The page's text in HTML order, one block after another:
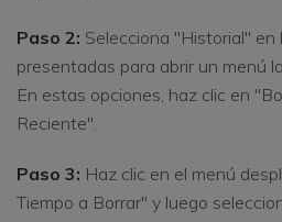
Paso 2: Selecciona "Historial" en
presentadas para abrir un menú
En estas opciones, haz clic en
Reciente".
Paso 3: Haz clic en el menú
Tiempo a Borrar" y luego